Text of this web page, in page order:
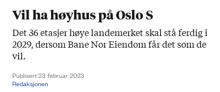
Vil ha høyhus på Oslo S
Det 36 etasjer høye landemerket skal stå ferdig i
2029, dersom Bane Nor Eiendom får det som de
vil.
Publisert 23. februar 2023
Redaksjonen